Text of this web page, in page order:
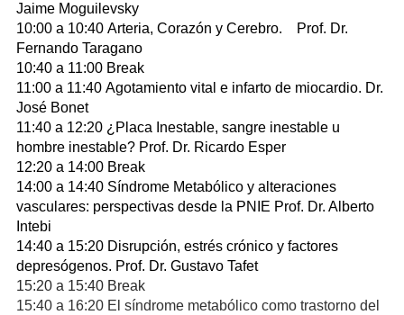
Jaime Moguilevsky
10:00 a 10:40 Arteria, Corazón y Cerebro. Prof. Dr.
Fernando Taragano
10:40 a 11:00 Break
11:00 a 11:40 Agotamiento vital e infarto de miocardio. Dr.
José Bonet
11:40 a 12:20 ¿Placa Inestable, sangre inestable u
hombre inestable? Prof. Dr. Ricardo Esper
12:20 a 14:00 Break
14:00 a 14:40 Síndrome Metabólico y alteraciones
vasculares: perspectivas desde la PNIE Prof. Dr. Alberto
Intebi
14:40 a 15:20 Disrupción, estrés crónico y factores
depresógenos. Prof. Dr. Gustavo Tafet
15:20 a 15:40 Break
15:40 a 16:20 El síndrome metabólico como trastorno del